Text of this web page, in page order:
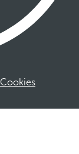
Cookies